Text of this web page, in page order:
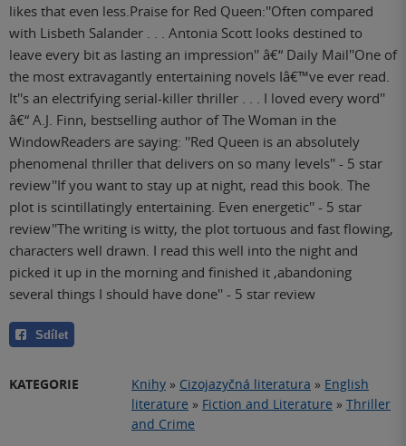
likes that even less.Praise for Red Queen:''Often compared
with Lisbeth Salander . . . Antonia Scott looks destined to
leave every bit as lasting an impression'' â€“ Daily Mail''One of
the most extravagantly entertaining novels Iâ€™ve ever read.
It''s an electrifying serial-killer thriller . . . I loved every word''
â€“ A.J. Finn, bestselling author of The Woman in the
WindowReaders are saying: ''Red Queen is an absolutely
phenomenal thriller that delivers on so many levels'' - 5 star
review''If you want to stay up at night, read this book. The
plot is scintillatingly entertaining. Even energetic'' - 5 star
review''The writing is witty, the plot tortuous and fast flowing,
characters well drawn. I read this well into the night and
picked it up in the morning and finished it ,abandoning
several things I should have done'' - 5 star review
Sdílet
KATEGORIE Knihy » Cizojazyčná literatura » English
literature » Fiction and Literature » Thriller
and Crime